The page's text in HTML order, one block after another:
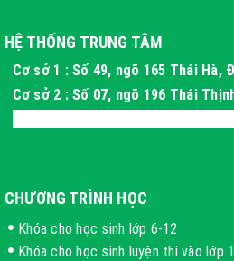
HỆ THỐNG TRUNG TÂM
Cơ sở 1 : Số 49, ngõ 165 Thái Hà,
Cơ sở 2 : Số 07, ngõ 196 Thái
CHƯƠNG TRÌNH HỌC
Khóa cho học sinh lớp 6-12
Khóa cho học sinh luyện thi vào lớp